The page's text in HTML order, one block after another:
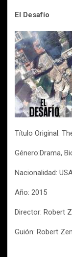
El Desafío
Título Original:
Género:Drama,
Nacionalidad:
Año: 2015
Director: Robert
Guión: Robert